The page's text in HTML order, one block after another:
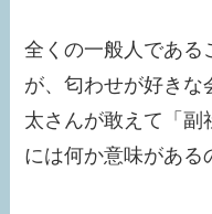
全くの一般人である
が、匂わせが好きな
太さんが敢えて「副
には何か意味がある